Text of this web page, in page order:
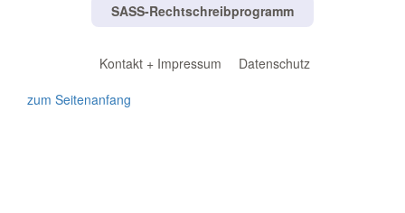
SASS-Rechtschreibprogramm
Kontakt + Impressum
Datenschutz
zum Seitenanfang